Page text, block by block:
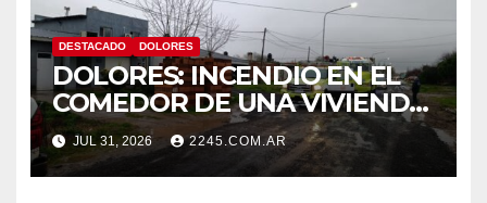
DESTACADO DOLORES
DOLORES: INCENDIO EN EL
COMEDOR DE UNA VIVIENDA
FUE CONTROLADO POR
BOMBEROS
JUL 31, 2026 2245.COM.AR